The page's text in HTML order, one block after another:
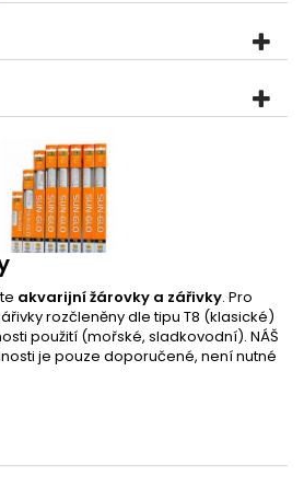
akvarijní žárovky a zářivky. Pro
rozčleněny dle tipu T8 (klasické)
použití (mořské, sladkovodní). NÁŠ
je pouze doporučené, není nutné